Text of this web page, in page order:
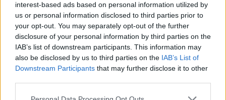
interest-based ads based on personal information utilized by
us or personal information disclosed to third parties prior to
your opt-out. You may separately opt-out of the further
disclosure of your personal information by third parties on the
IAB’s list of downstream participants. This information may
also be disclosed by us to third parties on the IAB’s List of
Downstream Participants that may further disclose it to other
Please note that this website/app uses one or more Google